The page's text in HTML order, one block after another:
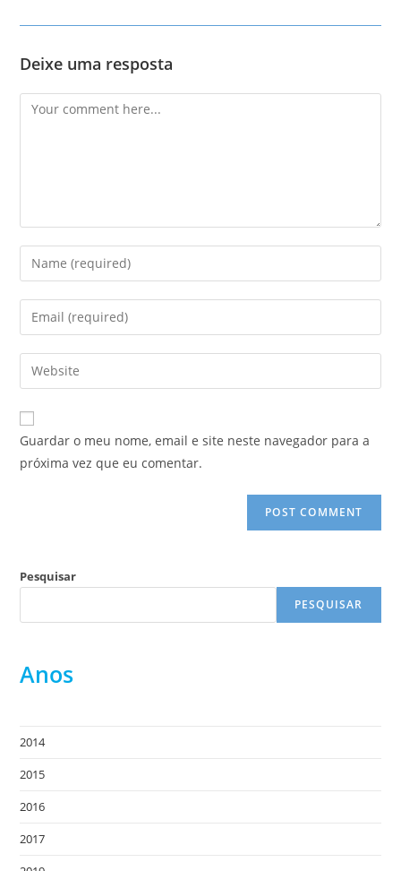
Deixe uma resposta
Comment
Enter
your
name
comment
Enter
your
email
address
comment
Enter
your
website
URL
Guardar o meu nome, email e site neste navegador para a
próxima vez que eu comentar.
Pesquisar
PESQUISAR
Anos
2014
2015
2016
2017